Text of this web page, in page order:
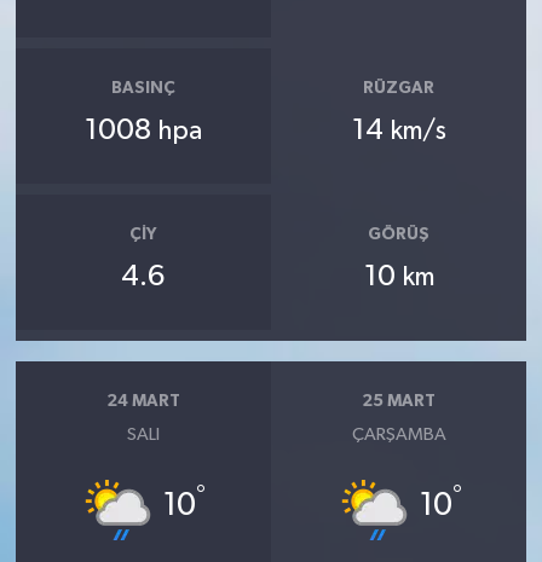
BASINÇ
1008 hpa
RÜZGAR
14 km/s
ÇIY
4.6
GÖRÜŞ
10 km
24 MART
SALI
10°
25 MART
ÇARŞAMBA
10°